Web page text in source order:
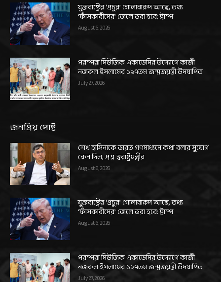
যুক্তরাষ্ট্রের ‘প্রচুর’ গোলাবারুদ আছে, তথ্য
‘ফাঁসকারীদের’ জেলে ভরা হবে: ট্রাম্প
August 6, 2026
পরম্পরা মিউজিক একাডেমির উদ্যোগে কাজী
নজরুল ইসলামের ১২৭তম জন্মজয়ন্তী উদযাপিত
July 27, 2026
জনপ্রিয় পোষ্ট
শেখ হাসিনাকে ভারত গণমাধ্যমে কথা বলার সুযোগ
কেন দিল, প্রশ্ন স্বরাষ্ট্রমন্ত্রীর
August 6, 2026
যুক্তরাষ্ট্রের ‘প্রচুর’ গোলাবারুদ আছে, তথ্য
‘ফাঁসকারীদের’ জেলে ভরা হবে: ট্রাম্প
August 6, 2026
পরম্পরা মিউজিক একাডেমির উদ্যোগে কাজী
নজরুল ইসলামের ১২৭তম জন্মজয়ন্তী উদযাপিত
July 27, 2026